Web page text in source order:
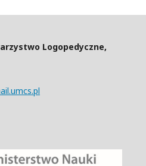
Logopedyczne,